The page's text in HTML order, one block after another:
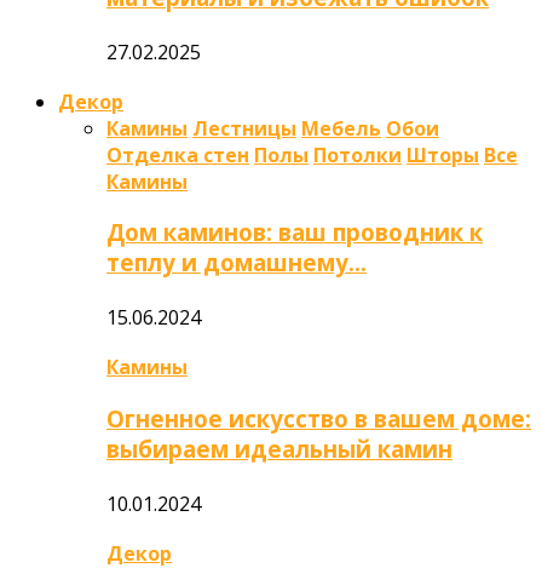
27.02.2025
Декор
Камины Лестницы Мебель Обои
Отделка стен Полы Потолки Шторы Все
Камины
Дом каминов: ваш проводник к
теплу и домашнему…
15.06.2024
Камины
Огненное искусство в вашем доме:
выбираем идеальный камин
10.01.2024
Декор